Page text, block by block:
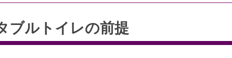
ブルトイレの前提